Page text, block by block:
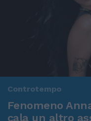
Controtempo
Fenomeno
cala un altro